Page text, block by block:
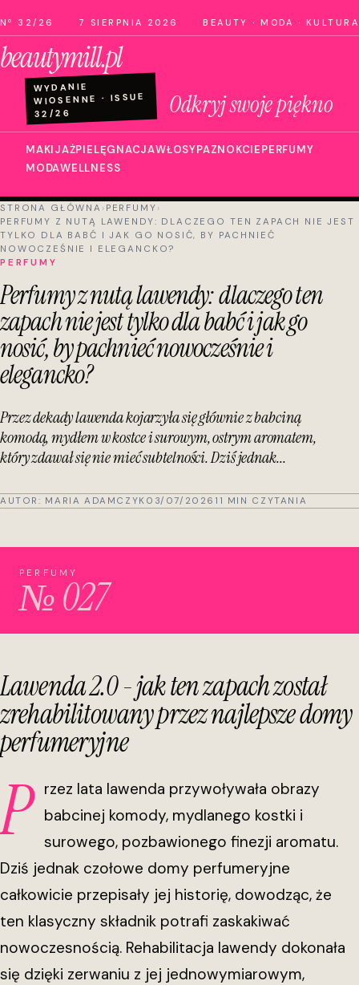
Nº 32/26 7 SIERPNIA 2026 BEAUTY · MODA · KULTURA
beautymill.pl
WYDANIE
WIOSENNE · ISSUE
32/26 Odkryj swoje piękno
MAKIJAŻPIELĘGNACJAWŁOSYPAZNOKCIEPERFUMY
MODAWELLNESS
STRONA GŁÓWNA › PERFUMY ›
PERFUMY Z NUTĄ LAWENDY: DLACZEGO TEN ZAPACH NIE JEST
TYLKO DLA BABĆ I JAK GO NOSIĆ, BY PACHNIEĆ
NOWOCZEŚNIE I ELEGANCKO?
PERFUMY
Perfumy z nutą lawendy: dlaczego ten
zapach nie jest tylko dla babć i jak go
nosić, by pachnieć nowocześnie i
elegancko?
Przez dekady lawenda kojarzyła się głównie z babciną
komodą, mydłem w kostce i surowym, ostrym aromatem,
który zdawał się nie mieć subtelności. Dziś jednak...
AUTOR: MARIA ADAMCZYK 03/07/2026 11 MIN CZYTANIA
PERFUMY
№ 027
Lawenda 2.0 - jak ten zapach został
zrehabilitowany przez najlepsze domy
perfumeryjne
P
rzez lata lawenda przywoływała obrazy
babcinej komody, mydlanego kostki i
surowego, pozbawionego finezji aromatu.
Dziś jednak czołowe domy perfumeryjne
całkowicie przepisały jej historię, dowodząc, że
ten klasyczny składnik potrafi zaskakiwać
nowoczesnością. Rehabilitacja lawendy dokonała
się dzięki zerwaniu z jej jednowymiarowym,